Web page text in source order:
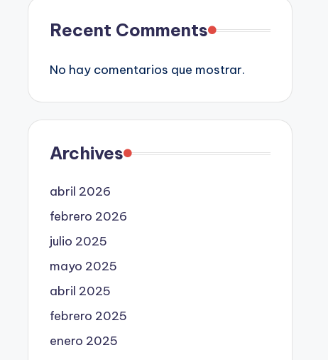
Recent Comments
No hay comentarios que mostrar.
Archives
abril 2026
febrero 2026
julio 2025
mayo 2025
abril 2025
febrero 2025
enero 2025